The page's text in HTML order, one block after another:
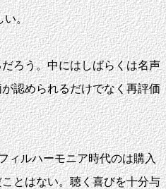
い。
ろう。中にはしばらくは名声
認められるだけでなく再評価
ィルハーモニア時代のは購入
とはない。聴く喜びを十分与